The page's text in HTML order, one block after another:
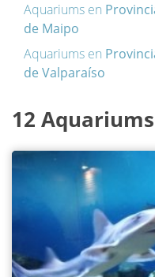
Aquariums en
de Maipo
Aquariums en
de Valparaíso
12